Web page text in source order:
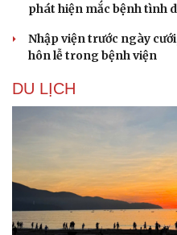
phát hiện mắc bệnh tình
Nhập viện trước ngày
hôn lễ trong bệnh viện
DU LỊCH